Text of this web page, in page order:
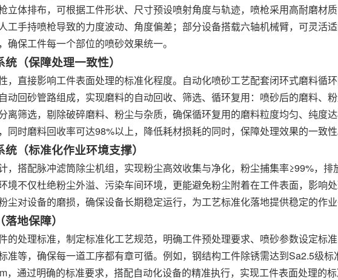
立体排布，可根据工件形状、尺寸预设喷射角度与轨迹，喷枪采用高耐磨材
工手持喷枪导致的力度波动、角度偏差；部分设备搭载六轴机械臂，可灵活
确保工件每一个部位的喷砂效果统一。
（保障处理一致性）
，直接影响工件表面处理的标准化程度。自动化喷砂工艺配套闭环式磨料循
动回砂管路组成，实现磨料的自动回收、筛选、循环复用：喷砂后的磨料、
离筛选，剔除破碎磨料、粉尘与杂质，确保循环复用的磨料粒度均匀、纯度
同时磨料回收率可达98%以上，降低耗材损耗的同时，保障处理效果的一致性
（标准化作业环境支撑）
，搭配脉冲滤筒除尘机组，实现粉尘高效收集与净化，粉尘捕集率≥99%，排
境不仅杜绝粉尘外溢、污染车间环境，更能避免粉尘附着在工件表面，影响处
尘对设备的磨损，确保设备长期稳定运行，为工艺标准化落地提供稳定的作业
地保障）
的处理标准，制定标准化工艺规范，明确工件预处理要求、喷砂参数设定标
准等，确保每一道工序都有章可循。例如，钢结构工件除锈需达到Sa2.5级
，通过明确的标准要求，搭配自动化设备的精准执行，实现工件表面处理的标